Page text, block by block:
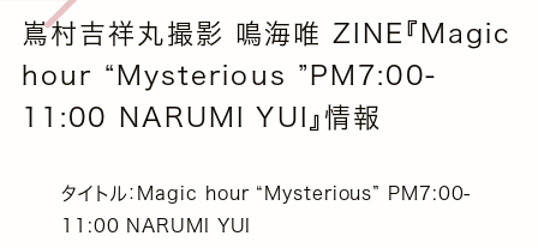
嶌村吉祥丸撮影 鳴海唯 ZINE『Magic
hour “Mysterious ”PM7:00-
11:00 NARUMI YUI』情報
タイトル：Magic hour “Mysterious” PM7:00-
11:00 NARUMI YUI